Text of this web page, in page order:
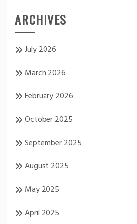
ARCHIVES
July 2026
March 2026
February 2026
October 2025
September 2025
August 2025
May 2025
April 2025